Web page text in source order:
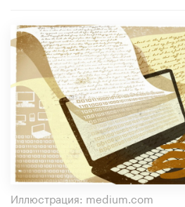
Иллюстрация: medium.com